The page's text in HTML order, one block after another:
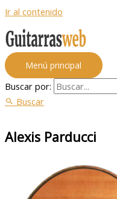
Ir al contenido
Menú principal
Buscar por:
Buscar
Alexis Parducci